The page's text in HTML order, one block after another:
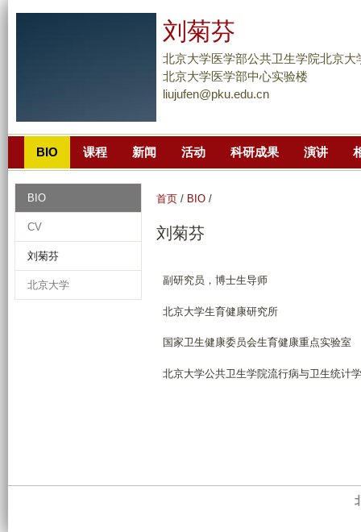
到
主
刘菊芬
北京大学医学部公共卫生学院北京大
北京大学医学部中心实验楼
liujufen@pku.edu.cn
BIO 课程 新闻 活动 科研成果 演讲
首页 / BIO /
刘菊芬
副研究员，博士生导师
北京大学生育健康研究所
国家卫生健康委员会生育健康重点实验室
北京大学公共卫生学院流行病与卫生统计
BIO
CV
刘菊芬
北京大学